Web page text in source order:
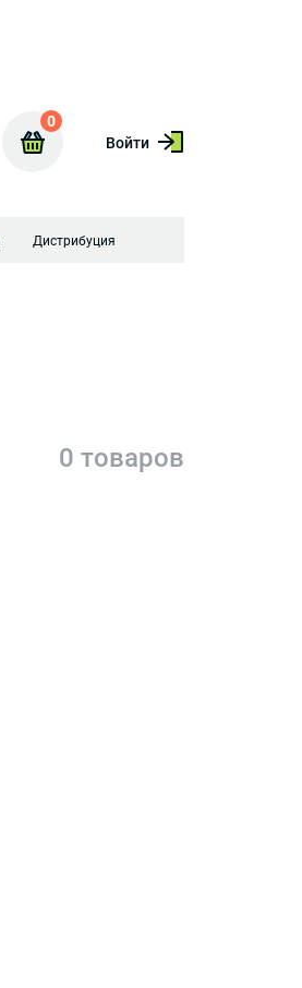
0 товаров
0
Войти
Дистрибуция